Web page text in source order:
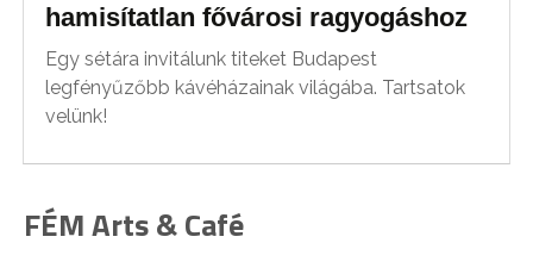
hamisítatlan fővárosi ragyogáshoz
Egy sétára invitálunk titeket Budapest
legfényűzőbb kávéházainak világába. Tartsatok
velünk!
FÉM Arts & Café